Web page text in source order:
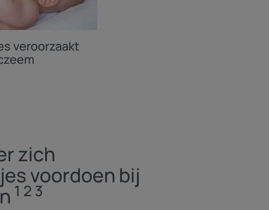
veroorzaakt
zich
voordoen bij
1 2 3